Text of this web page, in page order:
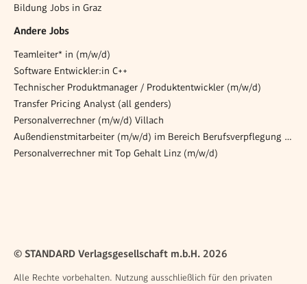
Bildung Jobs in Graz
Andere Jobs
Teamleiter* in (m/w/d)
Software Entwickler:in C++
Technischer Produktmanager / Produktentwickler (m/w/d)
Transfer Pricing Analyst (all genders)
Personalverrechner (m/w/d) Villach
Außendienstmitarbeiter (m/w/d) im Bereich Berufsverpflegung für südliches Wien und nördliches Burgenland
Personalverrechner mit Top Gehalt Linz (m/w/d)
© STANDARD Verlagsgesellschaft m.b.H. 2026
Alle Rechte vorbehalten. Nutzung ausschließlich für den privaten